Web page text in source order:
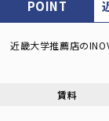
POINT
近畿大学推薦店の
賃料